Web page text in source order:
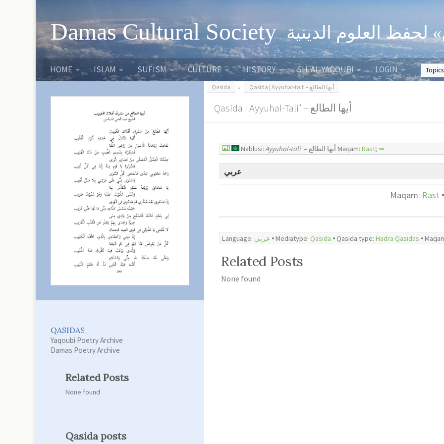
Damas Cultural Society لحفظ العلوم الدينية
HOME ISLAM SUFISM CULTURE HISTORY SH. AL-YAQOUBI LOGIN
Qasida » Qasida | Ayyuhal-tali’ – أيها الطالع
Qasida | Ayyuhal-Tali’ – أيها الطالع
Nablusi:Ayyuhal-tali' – أيها الطالع Maqam: Rast; ⇒
عربي
Maqam: Rast 🞄
Language: عربي 🞄 Mediatype: Qasida 🞄 Qasida type: Hadra Qasidas 🞄
Related Posts
None found
QASIDAS
Yaqoubi Poetry Archive
Damas Poetry Archive
Related Posts
None found
Qasida posts